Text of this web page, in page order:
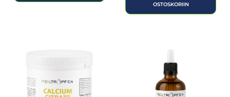
OSTOSKORIIN